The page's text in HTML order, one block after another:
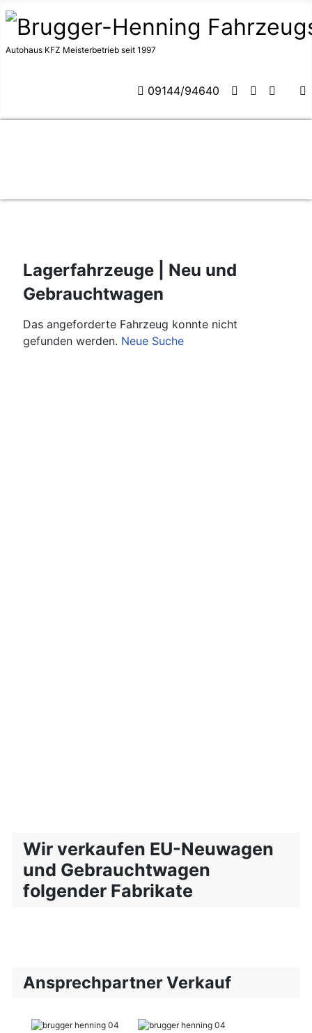
Autohaus KFZ Meisterbetrieb seit 1997
09144/94640
Lagerfahrzeuge | Neu und
Gebrauchtwagen
Das angeforderte Fahrzeug konnte nicht
gefunden werden. Neue Suche
Wir verkaufen EU-Neuwagen
und Gebrauchtwagen
folgender Fabrikate
Ansprechpartner Verkauf